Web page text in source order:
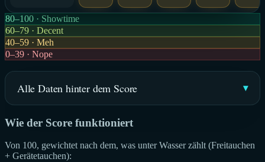
80–100 · Showtime
60–79 · Decent
40–59 · Meh
0–39 · Nope
Alle Daten hinter dem Score
Wie der Score funktioniert
Von 100, gewichtet nach dem, was unter Wasser zählt (Freitauchen
+ Gerätetauchen):